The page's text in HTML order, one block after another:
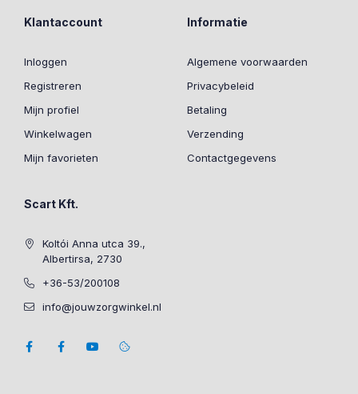
Klantaccount
Inloggen
Registreren
Mijn profiel
Winkelwagen
Mijn favorieten
Informatie
Algemene voorwaarden
Privacybeleid
Betaling
Verzending
Contactgegevens
Scart Kft.
Koltói Anna utca 39.,
Albertirsa, 2730
+36-53/200108
info@jouwzorgwinkel.nl